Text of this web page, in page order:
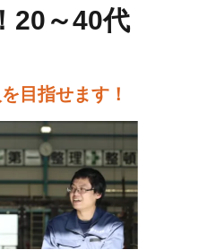
20～40代
目指せます！